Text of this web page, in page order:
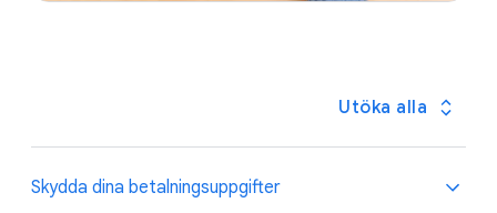
Utöka alla
Skydda dina betalningsuppgifter